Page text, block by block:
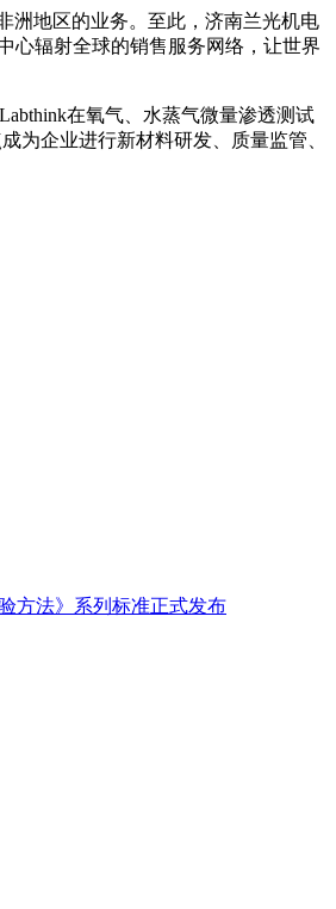
洲地区的业务。至此，济南兰光机电
心辐射全球的销售服务网络，让世界
在氧气、水蒸气微量渗透测试
企业进行新材料研发、质量监管、
方法》系列标准正式发布